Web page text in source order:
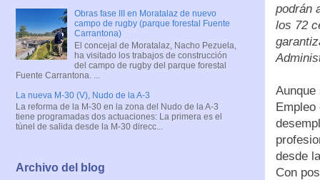
podrán
los 72
Empleo
desde
Con
Obras fase III en Moratalaz de nuevo
campo de rugby (parque forestal Fuente
Carrantona)
El concejal de Moratalaz, Nacho Pezuela,
ha visitado los trabajos de construcción
del campo de rugby del parque forestal
Fuente Carrantona. ...
La nueva M-30 (V), Nudo de la A-3
La reforma de la M-30 en la zona del Nudo de la A-3
tiene programadas dos actuaciones: La primera es el
túnel de salida desde la M-30 direcc...
Archivo del blog